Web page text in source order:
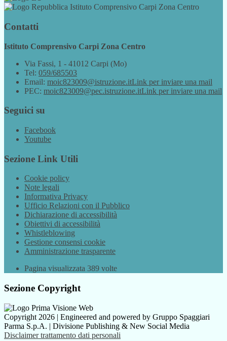
Istituto Comprensivo Carpi Zona Centro
Contatti
Istituto Comprensivo Carpi Zona Centro
Via Fassi, 1 - 41012 Carpi (Mo)
Tel: 059/685503
Email: moic823009@istruzione.itLink per inviare una mail
PEC: moic823009@pec.istruzione.itLink per inviare una mail
Seguici su
Facebook
Youtube
Sezione Link Utili
Cookie policy
Note legali
Informativa Privacy
Ufficio Relazioni con il Pubblico
Dichiarazione di accessibilità
Obiettivi di accessibilità
Whistleblowing
Gestione consensi cookie
Amministrazione trasparente
Pagina visualizzata 389 volte
Sezione Copyright
Copyright 2026 | Engineered and powered by Gruppo Spaggiari
Parma S.p.A. | Divisione Publishing & New Social Media
Disclaimer trattamento dati personali